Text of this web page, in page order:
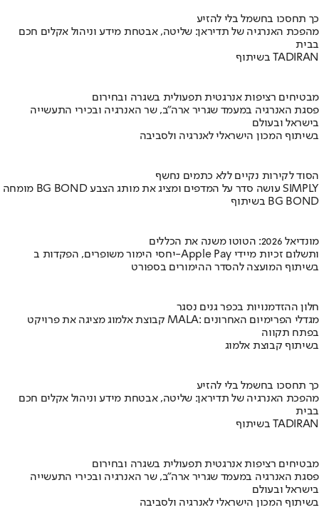
כך תחסכו בחשמל בלי להזיע
מהפכת האנרגיה של תדיראן: שליטה, אבטחת מידע וניהול אקלים חכם
בבית
בשיתוף TADIRAN
מבטיחים רציפות אנרגטית תפעולית בשגרה ובחירום
פסגת האנרגיה במעמד שגריר ארה"ב, שר האנרגיה ובכירי התעשייה
בישראל ובעולם
בשיתוף המכון הישראלי לאנרגיה ולסביבה
הסוד לקירות נקיים ללא כתמים נחשף
מומחה BG BOND עושה סדר על המדפים ומציג את מותג הצבע SIMPLY
בשיתוף BG BOND
מונדיאל 2026: הטוטו משנה את הכללים
יחסי הימור משופרים, הפקדות ב-Apple Pay ותשלום זכיות מיידי
בשיתוף המועצה להסדר ההימורים בספורט
חלון ההזדמנויות בכפר גנים נסגר
קבוצת אלמוג מציגה את פרויקט MALA: מגדלי הפרימיום האחרונים
בפתח תקווה
בשיתוף קבוצת אלמוג
כך תחסכו בחשמל בלי להזיע
מהפכת האנרגיה של תדיראן: שליטה, אבטחת מידע וניהול אקלים חכם
בבית
בשיתוף TADIRAN
מבטיחים רציפות אנרגטית תפעולית בשגרה ובחירום
פסגת האנרגיה במעמד שגריר ארה"ב, שר האנרגיה ובכירי התעשייה
בישראל ובעולם
בשיתוף המכון הישראלי לאנרגיה ולסביבה